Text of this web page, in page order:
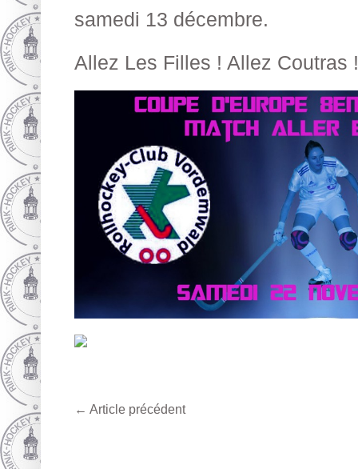
samedi 13 décembre.
Allez Les Filles ! Allez Coutras !
← Article précédent